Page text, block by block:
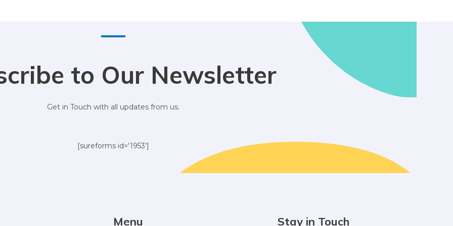
to Our Newsletter
Get in Touch with all updates from us.
[sureforms id='1953']
Menu Stay in Touch